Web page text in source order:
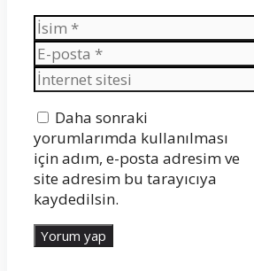
İsim
E-
posta
İnternet
sitesi
Daha sonraki
yorumlarımda kullanılması
için adım, e-posta adresim ve
site adresim bu tarayıcıya
kaydedilsin.